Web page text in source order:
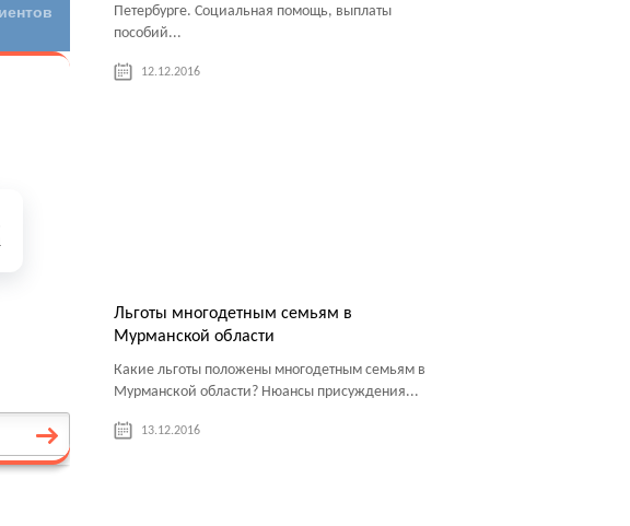
Петербурге. Социальная помощь, выплаты
пособий...
12.12.2016
Льготы многодетным семьям в
Мурманской области
Какие льготы положены многодетным семьям в
Мурманской области? Нюансы присуждения...
13.12.2016